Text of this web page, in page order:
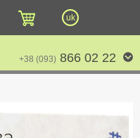
uk
+38 (093) 866 02 22